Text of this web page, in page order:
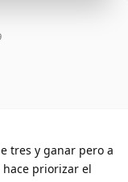
tres y ganar pero a
hace priorizar el